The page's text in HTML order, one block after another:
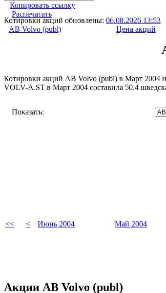
Копировать ссылку
Распечатать
Котировки акций обновлены: 06.08.2026 13:53
AB Volvo (publ)
Цена акций
Котировки акций AB Volvo (publ) в Март 2004
VOLV-A.ST в Март 2004 составила 50.4
Показать:
<< < Июнь 2004 Май 2004
Акции AB Volvo (publ)